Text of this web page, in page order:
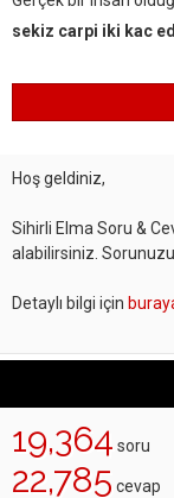
sekiz carpi iki kac
Hoş geldiniz,
Sihirli Elma Soru &
alabilirsiniz. Sorunuzu
Detaylı bilgi için
19,364 soru
22,785 cevap